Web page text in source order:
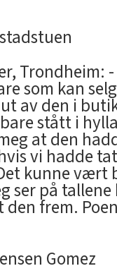
Trondheim:
som kan
av den i
stått i
at den
vi hadde
kunne vært
ser på
frem.
Gomez